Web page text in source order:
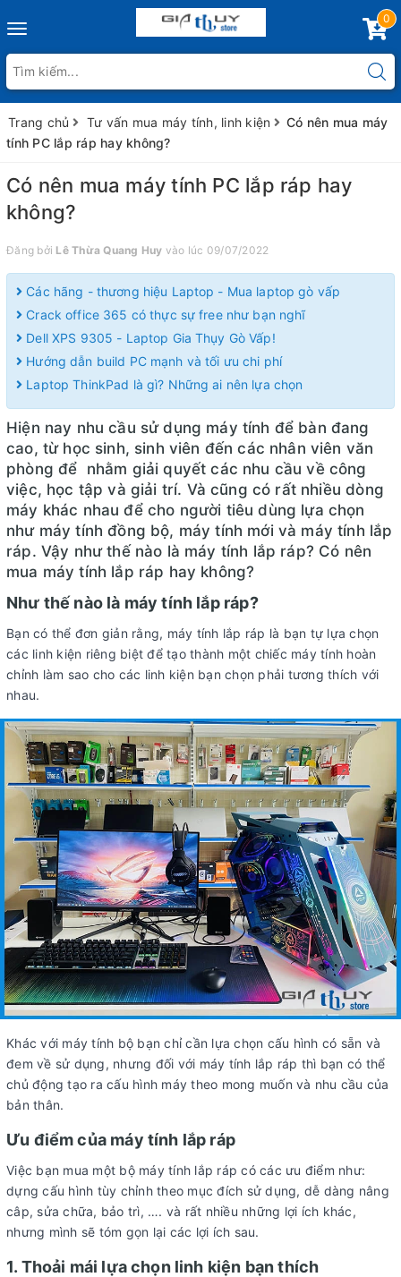
Toggle
0
Trang chủ Tư vấn mua máy tính, linh kiện
Có nên mua máy
tính PC lắp ráp hay không?
Có nên mua máy tính PC lắp ráp hay
không?
Đăng bởi Lê Thừa Quang Huy vào lúc 09/07/2022
Các hãng - thương hiệu Laptop - Mua laptop gò vấp
Crack office 365 có thực sự free như bạn nghĩ
Dell XPS 9305 - Laptop Gia Thụy Gò Vấp!
Hướng dẫn build PC mạnh và tối ưu chi phí
Laptop ThinkPad là gì? Những ai nên lựa chọn
Hiện nay nhu cầu sử dụng máy tính để bàn đang
cao, từ học sinh, sinh viên đến các nhân viên văn
phòng để nhằm giải quyết các nhu cầu về công
việc, học tập và giải trí. Và cũng có rất nhiều dòng
máy khác nhau để cho người tiêu dùng lựa chọn
như máy tính đồng bộ, máy tính mới và máy tính lắp
ráp. Vậy như thế nào là máy tính lắp ráp? Có nên
mua máy tính lắp ráp hay không?
Như thế nào là máy tính lắp ráp?
Bạn có thể đơn giản rằng, máy tính lắp ráp là bạn tự lựa chọn
các linh kiện riêng biệt để tạo thành một chiếc máy tính hoàn
chỉnh làm sao cho các linh kiện bạn chọn phải tương thích với
nhau.
Khác với máy tính bộ bạn chỉ cần lựa chọn cấu hình có sẵn và
đem về sử dụng, nhưng đối với máy tính lắp ráp thì bạn có thể
chủ động tạo ra cấu hình máy theo mong muốn và nhu cầu của
bản thân.
Ưu điểm của máy tính lắp ráp
Việc bạn mua một bộ máy tính lắp ráp có các ưu điểm như:
dựng cấu hình tùy chỉnh theo mục đích sử dụng, dễ dàng nâng
câp, sửa chữa, bảo trì, …. và rất nhiều những lợi ích khác,
nhưng mình sẽ tóm gọn lại các lợi ích sau.
1. Thoải mái lựa chọn linh kiện bạn thích